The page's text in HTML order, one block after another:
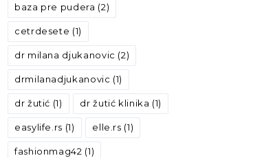
baza pre pudera (2)
cetrdesete (1)
dr milana djukanovic (2)
drmilanadjukanovic (1)
dr žutić (1) dr žutić klinika (1)
easylife.rs (1) elle.rs (1)
fashionmag42 (1)